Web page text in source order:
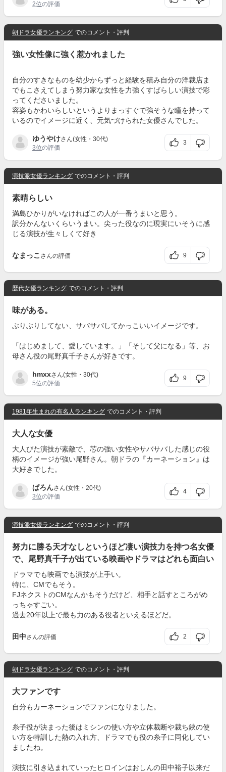
2位の評価
朝ドラ女優ランキング でのコメント・評判
強い女性像に強く惹かれました
自分のすきなものを幼少からずっと経験を積み自分の洋裁店ま
でもこさえてしまう努力家な女性を力強くすばらしい演技で彩
ってくださいました。
容姿もかわいらしいというよりまっすぐで強そうな瞳を持って
いるのでイメージに近く、元気づけられた女優さんでした。
ゆうやけさん(女性・30代)
3位の評価
3
演技派女優ランキング でのコメント・評判
素晴らしい
満島ひかりがいなければこの人が一番うまいと思う。
訳分かんないくらいうまい。尖った役なのに現実にいそうに感
じる演技が生々しくて好き
なまっこ さんの評価 9
歴代女優ランキング でのコメント・評判
味がある。
ぶりぶりしてない、サバサバしてかっこいいイメージです。
「はじめまして、愛しています。」「そして父になる」等、お
母さん役の尾野真千子さんが好きです。
hmxxさん(女性・30代)
5位の評価
9
1981年生まれの有名人ランキング でのコメント・評判
大人な女優
大人びた演技が素敵で、芯の強い女性やサバサバした感じの役
柄のイメージが強い尾野さん。朝ドラの『カーネーション』は
大好きでした。
ぱろんさん(女性・20代)
3位の評価
4
演技派女優ランキング でのコメント・評判
努力に勝る天才なしというほど凄い演技力を持つ名女優
で、尾野真千子が出ている映画やドラマはどれも面白い
ドラマでも映画でも演技が上手い。
特に、CMでもそう。
FJネクストのCMなんかもそうだけど、相手と話すところがめ
っちゃすごい。
過去20年以上で最も力のある役者といえるほどだ。
田中さんの評価 2
朝ドラ女優ランキング でのコメント・評判
大ファンです
自分もカーネーションでファンになりました。
糸子役が決まった後はミシンの使い方や立体裁断や裁ち鋏の使
い方を特訓した熱の入れ方、ドラマでも役の糸子に同化してい
ましたね。
演技に引き込まれていったヒロインはおしんの田中裕子以来だ